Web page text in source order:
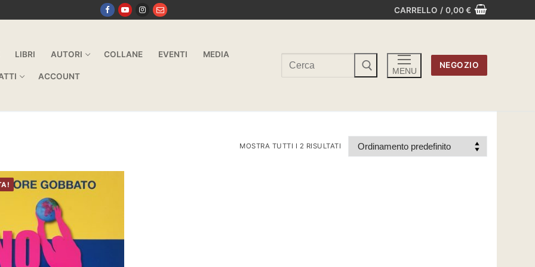
CARRELLO / 0,00€
LIBRI AUTORI COLLANE EVENTI MEDIA
ACCOUNT
Cerca:
MENU
NEGOZIO
MOSTRA TUTTI I 2 RISULTATI